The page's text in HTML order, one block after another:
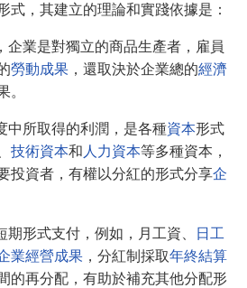
式，其建立的理論和實踐依據是：
業是對獨立的商品生產者，雇員
勞動成果 ，還取決於企業總的經濟
。
所取得的利潤，是各種資本形式
技術資本和 人力資本等多種資本，
投資者，有權以分紅的形式分享企
形式支付，例如，月工資、
日工
業經營成果 ，分紅制採取年終結算
的再分配，有助於補充其他分配形